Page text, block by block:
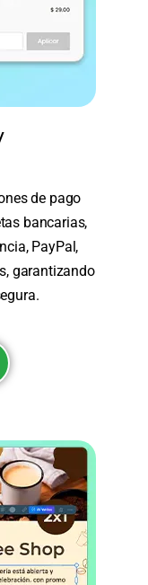
de pago
bancarias,
PayPal,
garantizando